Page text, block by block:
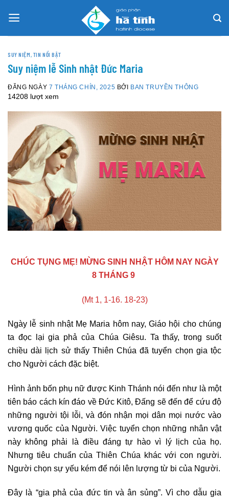
SUY NIỆM, TIN NỔI BẬT
Suy niệm lễ Sinh nhật Đức Maria
ĐĂNG NGÀY 7 THÁNG CHÍN, 2025 BỞI BAN TRUYỀN THÔNG
14208 lượt xem
CHÚC TỤNG MẸ! MỪNG SINH NHẬT HÔM NAY NGÀY
8 THÁNG 9
(Mt 1, 1-16. 18-23)
Ngày lễ sinh nhật Mẹ Maria hôm nay, Giáo hội cho chúng
ta đọc lại gia phả của Chúa Giêsu. Ta thấy, trong suốt
chiều dài lịch sử thấy Thiên Chúa đã tuyển chọn gia tộc
cho Người cách đặc biệt.
Hình ảnh bốn phụ nữ được Kinh Thánh nói đến như là một
tiên báo cách kín đáo về Đức Kitô, Đấng sẽ đến để cứu độ
những người tội lỗi, và đón nhận mọi dân mọi nước vào
vương quốc của Người. Việc tuyển chọn những nhân vật
này không phải là điều đáng tự hào vì lý lịch của họ.
Nhưng tiêu chuẩn của Thiên Chúa khác với con người.
Người chọn sự yếu kém để nói lên lượng từ bi của Người.
Đây là “gia phả của đức tin và ân sủng”. Vì cho dẫu gia